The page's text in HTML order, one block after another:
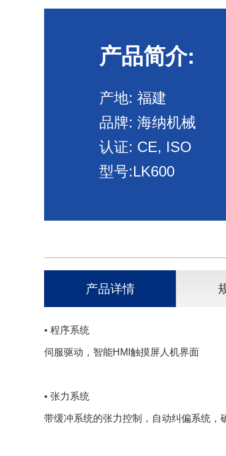
产品简介:
产地: 福建
品牌: 海纳机械
认证: CE, ISO
型号:LK600
产品详情
• 程序系统
伺服驱动，智能HMI触摸屏人机界面
• 张力系统
带缓冲系统的张力控制，自动纠偏系统，